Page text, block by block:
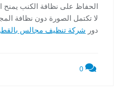
الحفاظ على نظافة الكنب يمنح
لا تكتمل الصورة دون نظافة
دور شركة تنظيف مجالس